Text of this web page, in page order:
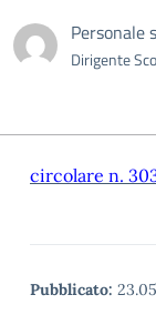
Personale
Dirigente
circolare n.
Pubblicato: